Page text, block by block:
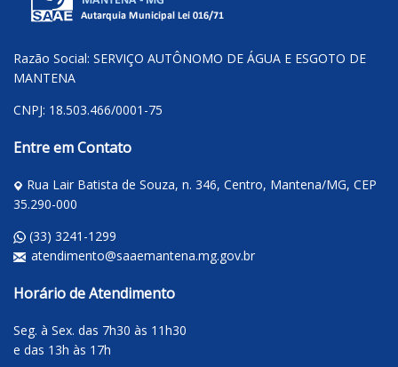
Razão Social: SERVIÇO AUTÔNOMO DE ÁGUA E ESGOTO DE
MANTENA
CNPJ: 18.503.466/0001-75
Entre em Contato
Rua Lair Batista de Souza, n. 346, Centro, Mantena/MG, CEP
35.290-000
(33) 3241-1299
atendimento@saaemantena.mg.gov.br
Horário de Atendimento
Seg. à Sex. das 7h30 às 11h30
e das 13h às 17h